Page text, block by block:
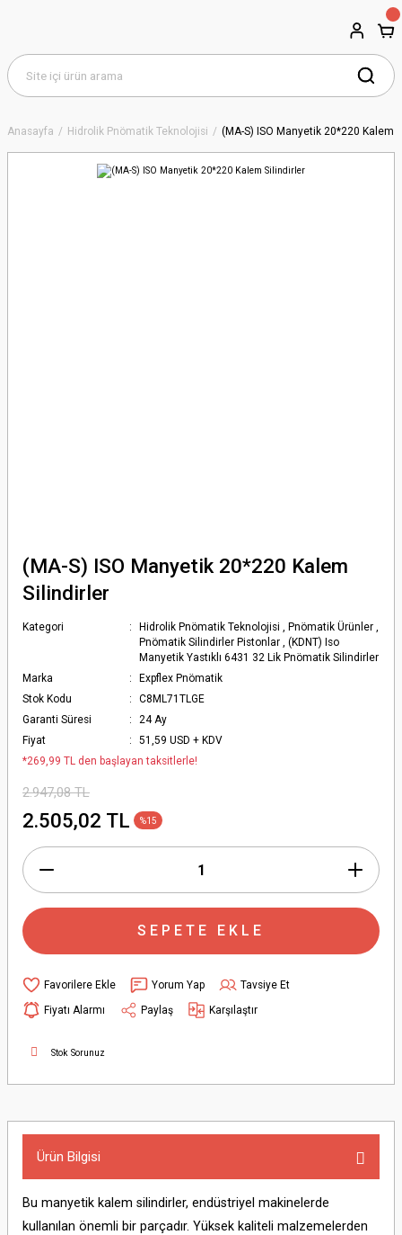
Anasayfa Hidrolik Pnömatik Teknolojisi (MA-S) ISO Manyetik 20*220 Kalem
(MA-S) ISO Manyetik 20*220 Kalem
Silindirler
Kategori Hidrolik Pnömatik Teknolojisi , Pnömatik Ürünler ,
Pnömatik Silindirler Pistonlar ,(KDNT) Iso
Manyetik Yastıklı 6431 32 Lik Pnömatik Silindirler
Marka
Expflex Pnömatik
Stok Kodu
C8ML71TLGE
Garanti Süresi
24 Ay
Fiyat
51,59 USD + KDV
*269,99 TL den başlayan taksitlerle!
2.947,08 TL
2.505,02 TL %15
SEPETE EKLE
Yorum Yap
Tavsiye Et
Fiyatı Alarmı
Paylaş Karşılaştır
Stok Sorunuz
Ürün Bilgisi
Bu manyetik kalem silindirler, endüstriyel makinelerde
kullanılan önemli bir parçadır. Yüksek kaliteli malzemelerden